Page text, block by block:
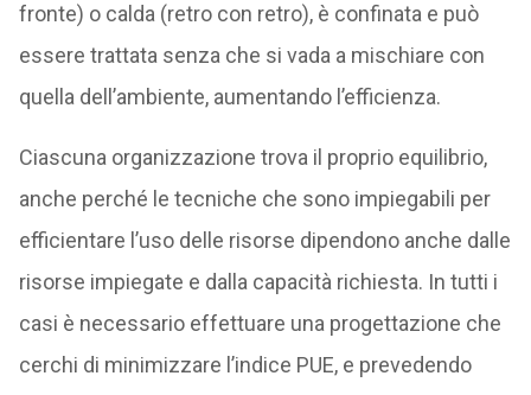
fronte) o calda (retro con retro), è confinata e può
essere trattata senza che si vada a mischiare con
quella dell’ambiente, aumentando l’efficienza.
Ciascuna organizzazione trova il proprio equilibrio,
anche perché le tecniche che sono impiegabili per
efficientare l’uso delle risorse dipendono anche dalle
risorse impiegate e dalla capacità richiesta. In tutti i
casi è necessario effettuare una progettazione che
cerchi di minimizzare l’indice PUE, e prevedendo